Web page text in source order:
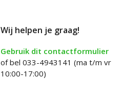
Wij helpen je graag!
Gebruik dit contactformulier
of bel 033-4943141 (ma t/m vr
10:00-17:00)